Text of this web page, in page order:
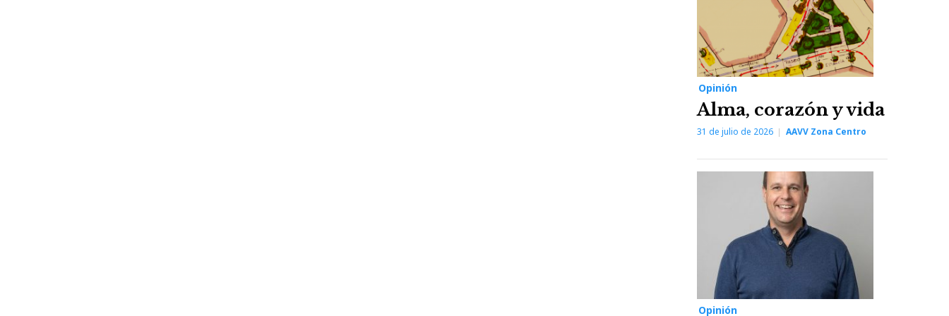
Opinión
Alma, corazón y vida
31 de julio de 2026 AAVV Zona Centro
Opinión